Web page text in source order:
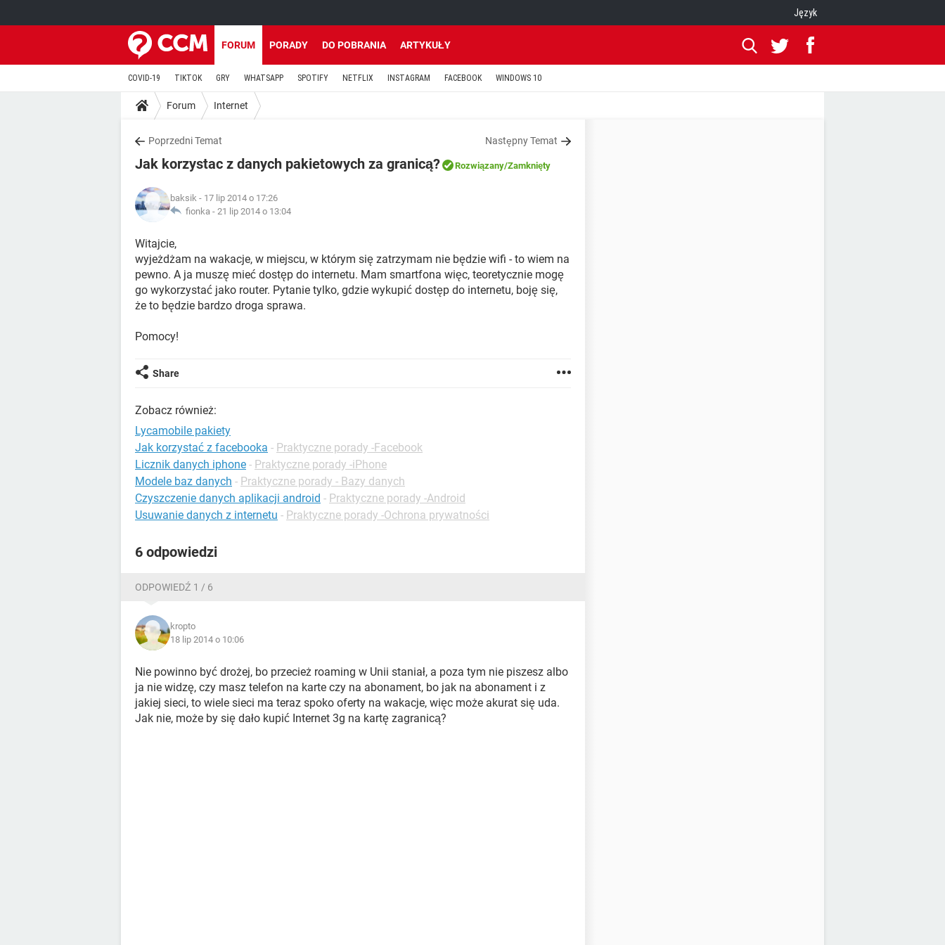
Język
FORUM PORADY DO POBRANIA ARTYKUŁY
COVID-19 TIKTOK GRY WHATSAPP SPOTIFY NETFLIX INSTAGRAM FACEBOOK WINDOWS 10
Forum Internet
Poprzedni Temat Następny Temat
Jak korzystac z danych pakietowych za granicą? Rozwiązany/Zamknięty
baksik - 17 lip 2014 o 17:26
fionka - 21 lip 2014 o 13:04
Witajcie,
wyjeżdżam na wakacje, w miejscu, w którym się zatrzymam nie będzie wifi - to wiem na
pewno. A ja muszę mieć dostęp do internetu. Mam smartfona więc, teoretycznie mogę
go wykorzystać jako router. Pytanie tylko, gdzie wykupić dostęp do internetu, boję się,
że to będzie bardzo droga sprawa.
Pomocy!
Share
Zobacz również:
Lycamobile pakiety
Jak korzystać z facebooka - Praktyczne porady -Facebook
Licznik danych iphone - Praktyczne porady -iPhone
Modele baz danych - Praktyczne porady - Bazy danych
Czyszczenie danych aplikacji android - Praktyczne porady -Android
Usuwanie danych z internetu - Praktyczne porady -Ochrona prywatności
6 odpowiedzi
ODPOWIEDŹ 1 / 6
kropto
18 lip 2014 o 10:06
Nie powinno być drożej, bo przecież roaming w Unii staniał, a poza tym nie piszesz albo
ja nie widzę, czy masz telefon na karte czy na abonament, bo jak na abonament i z
jakiej sieci, to wiele sieci ma teraz spoko oferty na wakacje, więc może akurat się uda.
Jak nie, może by się dało kupić Internet 3g na kartę zagranicą?